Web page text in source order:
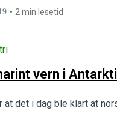
2 min lesetid
vern i
det i dag ble klart at